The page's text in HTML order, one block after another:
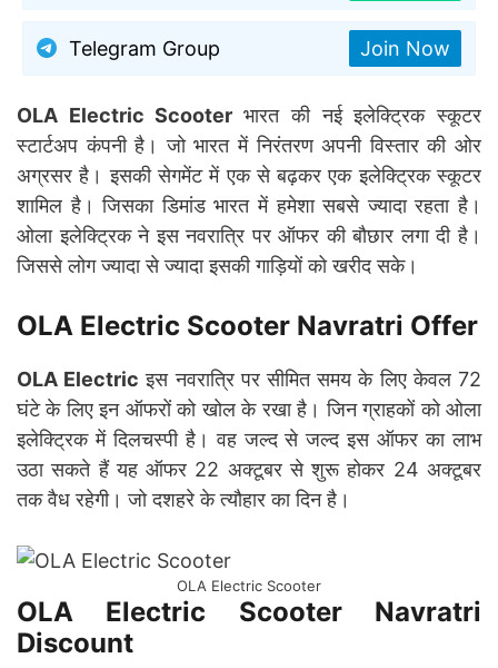
Telegram Group Join Now
OLA Electric Scooter भारत की नई इलेक्ट्रिक स्कूटर
स्टार्टअप कंपनी है। जो भारत में निरंतरण अपनी विस्तार की ओर
अग्रसर है। इसकी सेगमेंट में एक से बढ़कर एक इलेक्ट्रिक स्कूटर
शामिल है। जिसका डिमांड भारत में हमेशा सबसे ज्यादा रहता है।
ओला इलेक्ट्रिक ने इस नवरात्रि पर ऑफर की बौछार लगा दी है।
जिससे लोग ज्यादा से ज्यादा इसकी गाड़ियों को खरीद सके।
OLA Electric Scooter Navratri Offer
OLA Electric इस नवरात्रि पर सीमित समय के लिए केवल 72
घंटे के लिए इन ऑफरों को खोल के रखा है। जिन ग्राहकों को ओला
इलेक्ट्रिक में दिलचस्पी है। वह जल्द से जल्द इस ऑफर का लाभ
उठा सकते हैं यह ऑफर 22 अक्टूबर से शुरू होकर 24 अक्टूबर
तक वैध रहेगी। जो दशहरे के त्यौहार का दिन है।
OLA Electric Scooter
OLA Electric Scooter Navratri
Discount